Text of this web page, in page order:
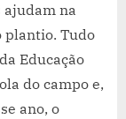
ajudam na
plantio. Tudo
Educação
do campo e,
ano, o